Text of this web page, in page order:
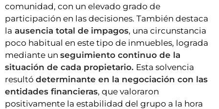
comunidad, con un elevado grado de
participación en las decisiones. También destaca
la ausencia total de impagos, una circunstancia
poco habitual en este tipo de inmuebles, lograda
mediante un seguimiento continuo de la
situación de cada propietario. Esta solvencia
resultó determinante en la negociación con las
entidades financieras, que valoraron
positivamente la estabilidad del grupo a la hora